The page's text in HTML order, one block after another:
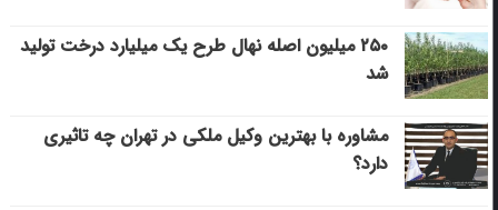
۲۵۰ میلیون اصله نهال طرح یک میلیارد درخت تولید
شد
مشاوره با بهترین وکیل ملکی در تهران چه تاثیری
دارد؟